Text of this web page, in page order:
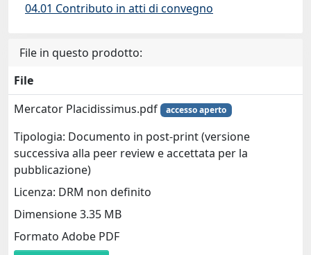
04.01 Contributo in atti di convegno
File in questo prodotto:
File
Mercator Placidissimus.pdf
accesso aperto
Tipologia: Documento in post-print (versione
successiva alla peer review e accettata per la
pubblicazione)
Licenza: DRM non definito
Dimensione 3.35 MB
Formato Adobe PDF